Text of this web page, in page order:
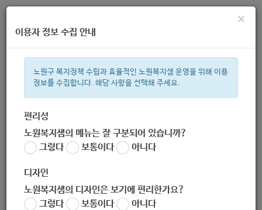
주간 인기검색어
한눈으로 보는 복지 정보
×
이용자 정보 수집 안내
노원구 복지정책 수립과 효율적인 노원복지샘 운영을 위해 이용
정보를 수집합니다. 해당 사항을 선택해 주세요.
편리성
노원복지샘의 메뉴는 잘 구분되어 있습니까?
그렇다
보통이다 아니다
디자인
노원복지샘의 디자인은 보기에 편리한가요?
그렇다
보통이다 아니다